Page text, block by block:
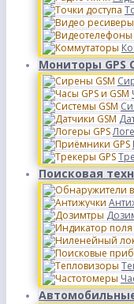
Мониторы GPS
Поисковая